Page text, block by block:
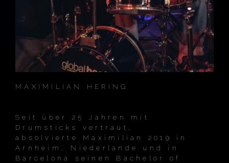
MAXIMILIAN HERING
Seit über 25 Jahren mit
Drumsticks vertraut,
absolvierte Maximilian 2019 in
Arnheim, Niederlande und in
Barcelona seinen Bachelor of